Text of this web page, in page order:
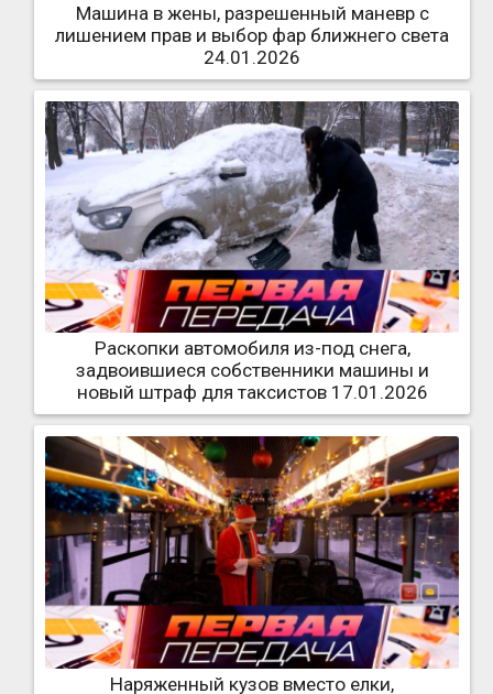
Машина в жены, разрешенный маневр с
лишением прав и выбор фар ближнего света
24.01.2026
Раскопки автомобиля из-под снега,
задвоившиеся собственники машины и
новый штраф для таксистов 17.01.2026
Наряженный кузов вместо елки,